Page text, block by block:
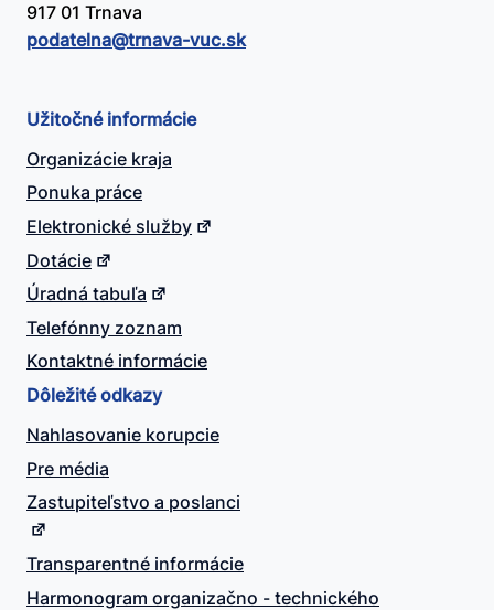
917 01 Trnava
podatelna@​trnava-vuc.sk
Užitočné informácie
Organizácie kraja
Ponuka práce
Elektronické služby
Dotácie
Úradná tabuľa
Telefónny zoznam
Kontaktné informácie
Dôležité odkazy
Nahlasovanie korupcie
Pre média
Zastupiteľstvo a poslanci
Transparentné informácie
Harmonogram organizačno - technického